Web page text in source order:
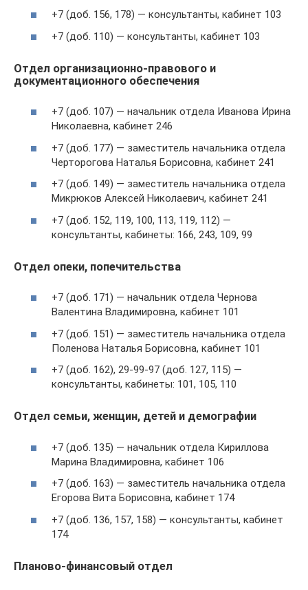
+7 (доб. 156, 178) — консультанты, кабинет 103
+7 (доб. 110) — консультанты, кабинет 103
Отдел организационно-правового и
документационного обеспечения
+7 (доб. 107) — начальник отдела Иванова Ирина
Николаевна, кабинет 246
+7 (доб. 177) — заместитель начальника отдела
Черторогова Наталья Борисовна, кабинет 241
+7 (доб. 149) — заместитель начальника отдела
Микрюков Алексей Николаевич, кабинет 241
+7 (доб. 152, 119, 100, 113, 119, 112) —
консультанты, кабинеты: 166, 243, 109, 99
Отдел опеки, попечительства
+7 (доб. 171) — начальник отдела Чернова
Валентина Владимировна, кабинет 101
+7 (доб. 151) — заместитель начальника отдела
Поленова Наталья Борисовна, кабинет 101
+7 (доб. 162), 29-99-97 (доб. 127, 115) —
консультанты, кабинеты: 101, 105, 110
Отдел семьи, женщин, детей и демографии
+7 (доб. 135) — начальник отдела Кириллова
Марина Владимировна, кабинет 106
+7 (доб. 163) — заместитель начальника отдела
Егорова Вита Борисовна, кабинет 174
+7 (доб. 136, 157, 158) — консультанты, кабинет
174
Планово-финансовый отдел